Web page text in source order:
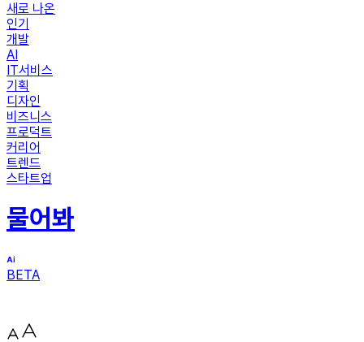
새로 나온
인기
개발
AI
IT서비스
기획
디자인
비즈니스
프로덕트
커리어
트렌드
스타트업
물어봐
BETA